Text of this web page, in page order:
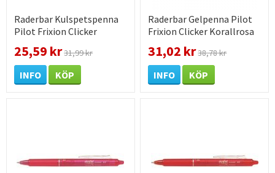
Raderbar Kulspetspenna
Pilot Frixion Clicker
ljusblå 0,7 1 st /
förpackning
25,59 kr31,99 kr
INFO KÖP
Raderbar Gelpenna Pilot
Frixion Clicker Korallrosa
0,7 1 st / förpackning
31,02 kr38,78 kr
INFO KÖP